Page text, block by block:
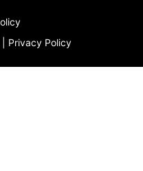
Privacy Policy